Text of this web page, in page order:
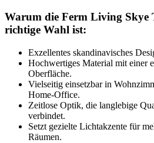
Warum die Ferm Living Skye
richtige Wahl ist:
Exzellentes skandinavisches
Hochwertiges Material mit einer
Oberfläche.
Vielseitig einsetzbar in
Home-Office.
Zeitlose Optik, die langlebige
verbindet.
Setzt gezielte Lichtakzente für
Räumen.